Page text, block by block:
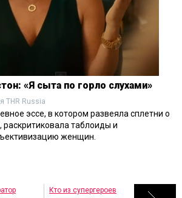
«Я сыта по горло слухами»
THR Russia
эссе, в котором развеяла сплетни о
раскритиковала таблоиды и
женщин.
Кто из супергероев